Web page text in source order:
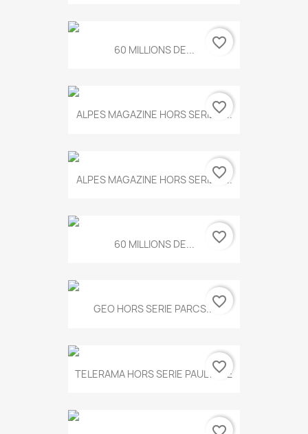
60 MILLIONS DE... favorite_border
ALPES MAGAZINE HORS SERIE N...
favorite_border
ALPES MAGAZINE HORS SERIE N...
favorite_border
60 MILLIONS DE... favorite_border
GEO HORS SERIE PARCS...favorite_border
TELERAMA HORS SERIE PAUL KLEE
favorite_border